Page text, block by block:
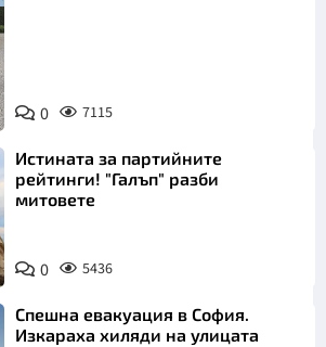
0 7115
Истината за партийните
рейтинги! "Галъп" разби
митовете
0 5436
Спешна евакуация в София.
Изкараха хиляди на улицата